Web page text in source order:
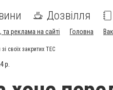
Дозвілля
та реклама на сайті Головна
своїх закритих ТЕС
р.